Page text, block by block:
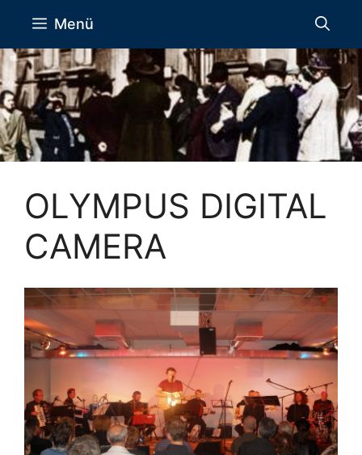
Inhalt
springen
Menü
OLYMPUS DIGITAL
CAMERA